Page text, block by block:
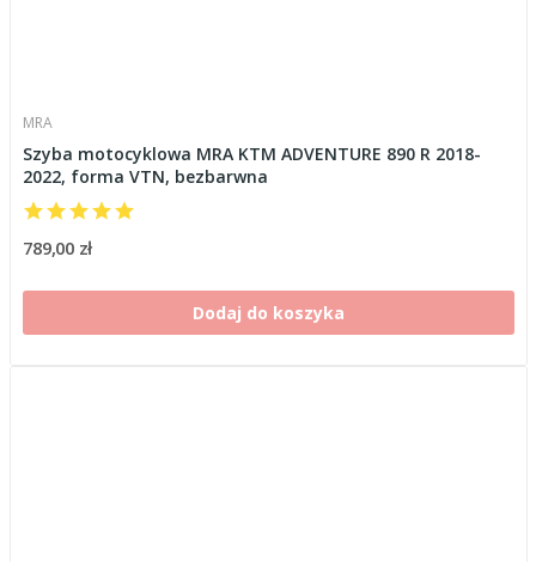
MRA
Szyba motocyklowa MRA KTM ADVENTURE 890 R 2018-
2022, forma VTN, bezbarwna
789,00 zł
Dodaj do koszyka